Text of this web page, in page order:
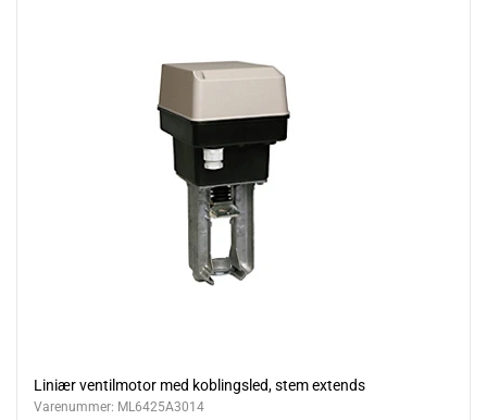
Liniær ventilmotor med koblingsled, stem extends
Varenummer: ML6425A3014